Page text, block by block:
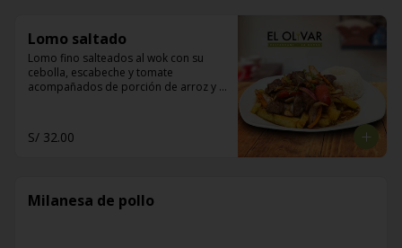
Lomo saltado
Lomo fino salteados al wok con su
cebolla, escabeche y tomate
acompañados de porción de arroz y
S/ 32.00
Milanesa de pollo